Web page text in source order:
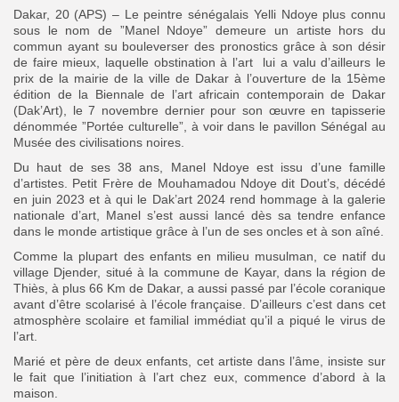
Search
for:
Search
Button
FR
Dakar, 20 (APS) – Le peintre sénégalais Yelli Ndoye plus connu
sous le nom de ”Manel Ndoye” demeure un artiste hors du
commun ayant su bouleverser des pronostics grâce à son désir
de faire mieux, laquelle obstination à l’art lui a valu d’ailleurs le
prix de la mairie de la ville de Dakar à l’ouverture de la 15ème
édition de la Biennale de l’art africain contemporain de Dakar
(Dak’Art), le 7 novembre dernier pour son œuvre en tapisserie
dénommée ”Portée culturelle”, à voir dans le pavillon Sénégal au
Musée des civilisations noires.
Du haut de ses 38 ans, Manel Ndoye est issu d’une famille
d’artistes. Petit Frère de Mouhamadou Ndoye dit Dout’s, décédé
en juin 2023 et à qui le Dak’art 2024 rend hommage à la galerie
nationale d’art, Manel s’est aussi lancé dès sa tendre enfance
dans le monde artistique grâce à l’un de ses oncles et à son aîné.
Comme la plupart des enfants en milieu musulman, ce natif du
village Djender, situé à la commune de Kayar, dans la région de
Thiès, à plus 66 Km de Dakar, a aussi passé par l’école coranique
avant d’être scolarisé à l’école française. D’ailleurs c’est dans cet
atmosphère scolaire et familial immédiat qu’il a piqué le virus de
l’art.
Marié et père de deux enfants, cet artiste dans l’âme, insiste sur
le fait que l’initiation à l’art chez eux, commence d’abord à la
maison.